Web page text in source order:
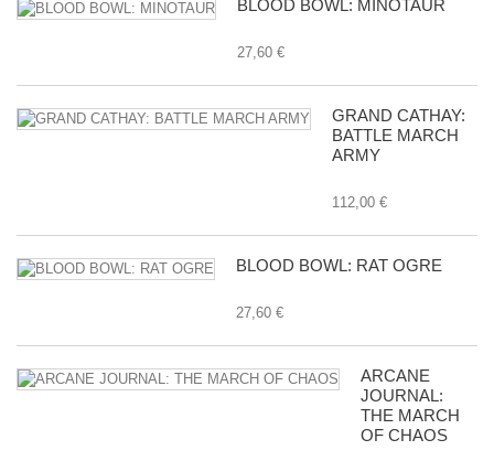
BLOOD BOWL: MINOTAUR
27,60 €
GRAND CATHAY:
BATTLE MARCH
ARMY
112,00 €
BLOOD BOWL: RAT OGRE
27,60 €
ARCANE
JOURNAL:
THE MARCH
OF CHAOS